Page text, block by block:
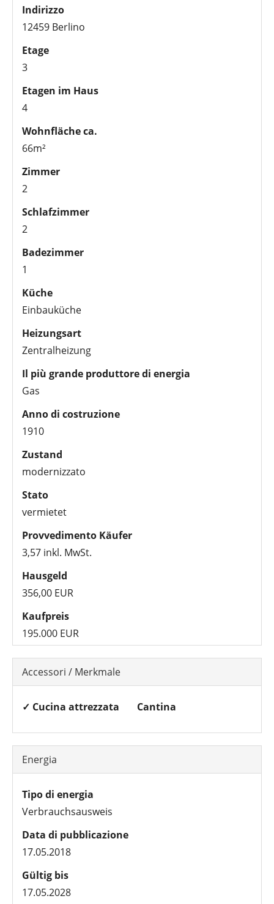
Indirizzo
12459 Berlino
Etage
3
Etagen im Haus
4
Wohnfläche ca.
66m²
Zimmer
2
Schlafzimmer
2
Badezimmer
1
Küche
Einbauküche
Heizungsart
Zentralheizung
Il più grande produttore di energia
Gas
Anno di costruzione
1910
Zustand
modernizzato
Stato
vermietet
Provvedimento Käufer
3,57 inkl. MwSt.
Hausgeld
356,00 EUR
Kaufpreis
195.000 EUR
Accessori / Merkmale
✓ Cucina attrezzata Cantina
Energia
Tipo di energia
Verbrauchsausweis
Data di pubblicazione
17.05.2018
Gültig bis
17.05.2028